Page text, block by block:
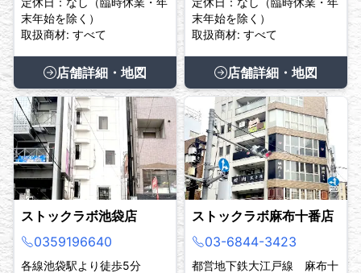
末年始を除く）
取扱商材: すべて
店舗詳細・地図
末年始を除く）
取扱商材: すべて
店舗詳細・地図
ストックラボ池袋店
0359196640
各線池袋駅より徒歩5分
ストックラボ麻布十番店
03-6844-3423
都営地下鉄大江戸線 麻布十